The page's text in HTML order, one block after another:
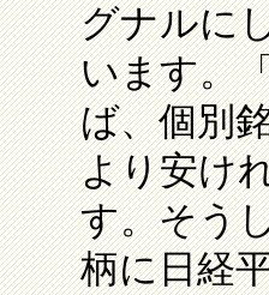
グナルに
います。
ば、個別
より安け
す。そう
柄に日経